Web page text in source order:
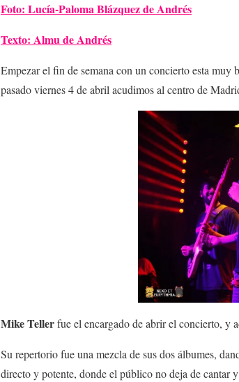
Foto: Lucía-Paloma Blázquez de Andrés
Texto: Almu de Andrés
Empezar el fin de semana con un concierto esta
pasado viernes 4 de abril acudimos al centro de
Mike Tellerfue el encargado de abrir el concierto, y
Su repertorio fue una mezcla de sus dos álbumes,
directo y potente, donde el público no deja de cantar